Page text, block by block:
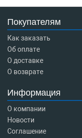
Покупателям
Как заказать
Об оплате
О доставке
О возврате
Информация
О компании
Новости
Соглашение